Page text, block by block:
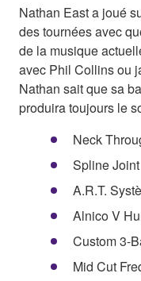
Nathan East a joué
des tournées avec
de la musique
avec Phil Collins ou
Nathan sait que sa
produira toujours le
Neck
Spline Joint
A.R.T.
Alnico V
Custom 3-
Mid Cut